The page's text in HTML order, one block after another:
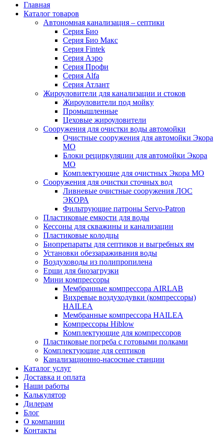
Главная
Каталог товаров
Автономная канализация – септики
Серия Био
Серия Био Макс
Серия Fintek
Серия Аэро
Серия Профи
Серия Alfa
Серия Атлант
Жироуловители для канализации и стоков
Жироуловители под мойку
Промышленные
Цеховые жироуловители
Сооружения для очистки воды автомойки
Очистные сооружения для автомойки Экора
МО
Блоки рециркуляции для автомойки Экора
МО
Комплектующие для очистных Экора МО
Сооружения для очистки сточных вод
Ливневые очистные сооружения ЛОС
ЭКОРА
Фильтрующие патроны Servo-Patron
Пластиковые емкости для воды
Кессоны для скважины и канализации
Пластиковые колодцы
Биопрепараты для септиков и выгребных ям
Установки обеззараживания воды
Воздуховоды из полипропилена
Ерши для биозагрузки
Мини компрессоры
Мембранные компрессора AIRLAB
Вихревые воздуходувки (компрессоры)
HAILEA
Мембранные компрессора HAILEA
Компрессоры Hiblow
Комплектующие для компрессоров
Пластиковые погреба с готовыми полками
Комплектующие для септиков
Канализационно-насосные станции
Каталог услуг
Доставка и оплата
Наши работы
Калькулятор
Дилерам
Блог
О компании
Контакты